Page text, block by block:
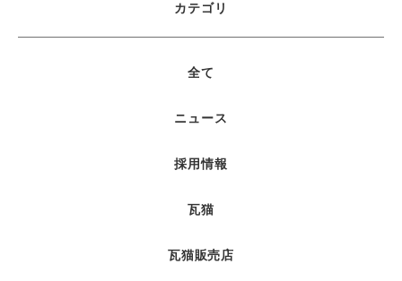
カテゴリ
全て
ニュース
採用情報
瓦猫
瓦猫販売店